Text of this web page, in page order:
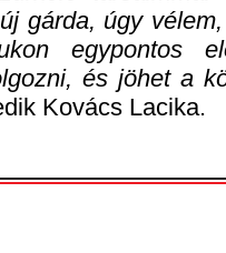
gárda, úgy
egypontos
és jöhet a
Kovács Lacika.